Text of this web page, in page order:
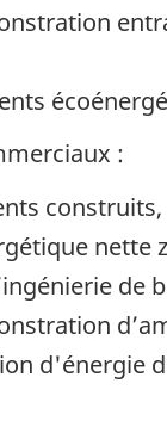
:
nette
d'énergie